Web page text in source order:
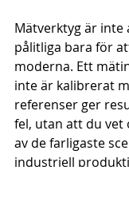
Mätverktyg är
pålitliga bara för
moderna. Ett
inte är kalibrerat
referenser ger
fel, utan att du vet
av de farligaste
industriell